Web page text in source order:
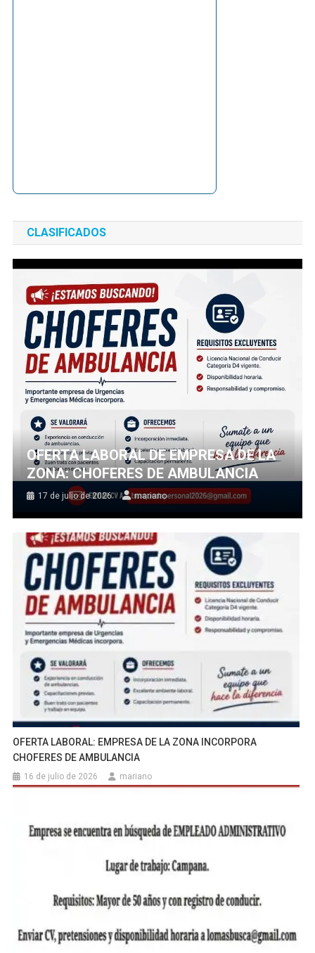
CLASIFICADOS
OFERTA LABORAL DE EMPRESA DE LA
ZONA: CHOFERES DE AMBULANCIA
17 de julio de 2026 mariano
OFERTA LABORAL: EMPRESA DE LA ZONA INCORPORA
CHOFERES DE AMBULANCIA
16 de julio de 2026 mariano